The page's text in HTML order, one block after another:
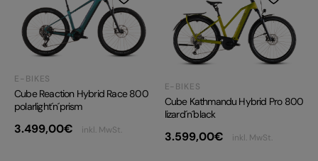
E-BIKES
Cube Reaction Hybrid Race 800
polarlight´n´prism
3.499,00€ inkl. MwSt.
E-BIKES
Cube Kathmandu Hybrid Pro 800
lizard´n´black
3.599,00€ inkl. MwSt.